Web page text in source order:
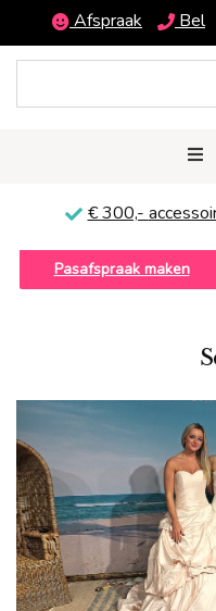
Afspraak Bel
€ 300,-
Pasafspraak maken